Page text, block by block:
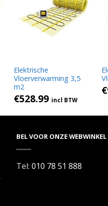
Elektrische
Vloerverwarming 3,5
m2
€528.99 incl BTW
€
BEL VOOR ONZE WEBWINKEL
Tel: 010 78 51 888